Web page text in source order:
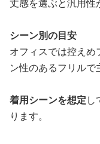
丈感を選ぶと汎用性
シーン別の目安
オフィスでは控えめ
ン性のあるフリルで
着用シーンを想定し
ります。